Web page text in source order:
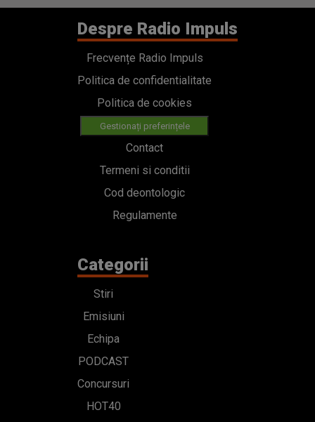
Despre Radio Impuls
Frecvențe Radio Impuls
Politica de confidentialitate
Politica de cookies
Gestionați preferințele
Contact
Termeni si conditii
Cod deontologic
Regulamente
Categorii
Stiri
Emisiuni
Echipa
PODCAST
Concursuri
HOT40